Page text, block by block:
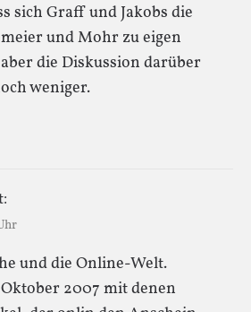
sich Graff und Jakobs die
und Mohr zu eigen
die Diskussion darüber
weniger.
und die Online-Welt.
2007 mit denen